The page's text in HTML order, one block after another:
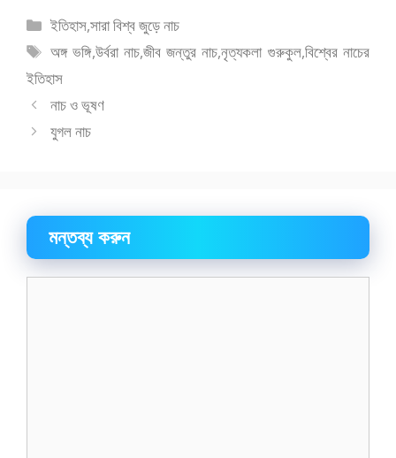
e
b
o
o
k
to
d
n
ai
l
ar
e
বিভাগ
সমূহ
ইতিহাস,সারা বিশ্ব জুড়ে নাচ
ট্যাগ
সমূহ
অঙ্গ ভঙ্গি,উর্বরা নাচ,জীব জন্তুর নাচ,নৃত্যকলা গুরুকুল,বিশ্বের নাচের
ইতিহাস
নাচ ও ভূষণ
যুগল নাচ
মন্তব্য করুন